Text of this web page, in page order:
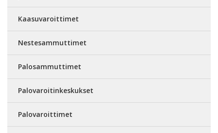
Kaasuvaroittimet
Nestesammuttimet
Palosammuttimet
Palovaroitinkeskukset
Palovaroittimet